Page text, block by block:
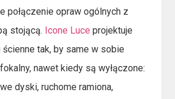
połączenie opraw ogólnych z
stojącą. Icone Luce projektuje
tak, by same w sobie
nawet kiedy są wyłączone:
dyski, ruchome ramiona,